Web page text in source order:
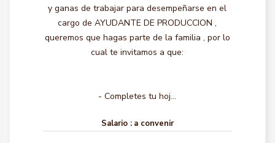
y ganas de trabajar para desempeñarse en el
cargo de AYUDANTE DE PRODUCCION ,
queremos que hagas parte de la familia , por lo
cual te invitamos a que:
- Completes tu hoj...
Salario : a convenir